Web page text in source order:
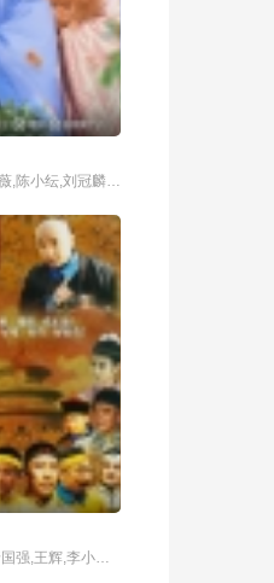
徐峥,陈好,唐国强,王辉,李小燕,杨昊飞,焦晃,李倩